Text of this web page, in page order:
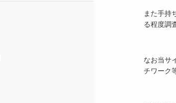
また手持
る程度調
なお当サ
チワーク